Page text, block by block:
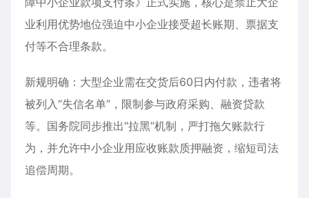
业利用优势地位强迫中小企业接受超长账期、票据支
付等不合理条款。
新规明确：大型企业需在交货后60日内付款，违者将
被列入“失信名单”，限制参与政府采购、融资贷款
等。国务院同步推出“拉黑”机制，严打拖欠账款行
为，并允许中小企业用应收账款质押融资，缩短司法
追偿周期。